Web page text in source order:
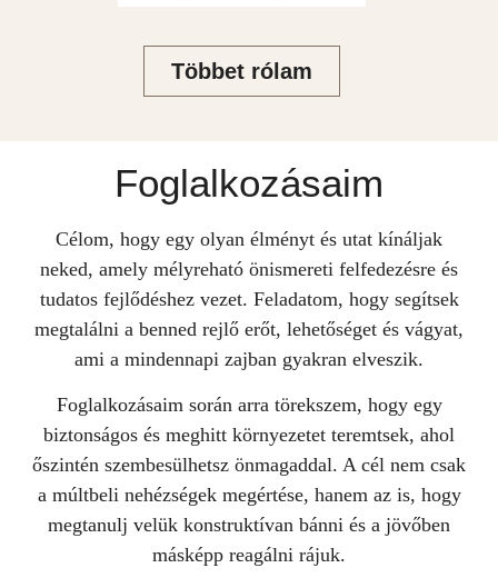
Többet rólam
Foglalkozásaim
Célom, hogy egy olyan élményt és utat kínáljak
neked, amely mélyreható önismereti felfedezésre és
tudatos fejlődéshez vezet. Feladatom, hogy segítsek
megtalálni a benned rejlő erőt, lehetőséget és vágyat,
ami a mindennapi zajban gyakran elveszik.
Foglalkozásaim során arra törekszem, hogy egy
biztonságos és meghitt környezetet teremtsek, ahol
őszintén szembesülhetsz önmagaddal. A cél nem csak
a múltbeli nehézségek megértése, hanem az is, hogy
megtanulj velük konstruktívan bánni és a jövőben
másképp reagálni rájuk.